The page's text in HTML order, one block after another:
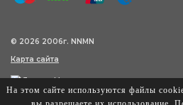
© 2026 2006г. NNMN
Карта сайта
На этом сайте используются файлы